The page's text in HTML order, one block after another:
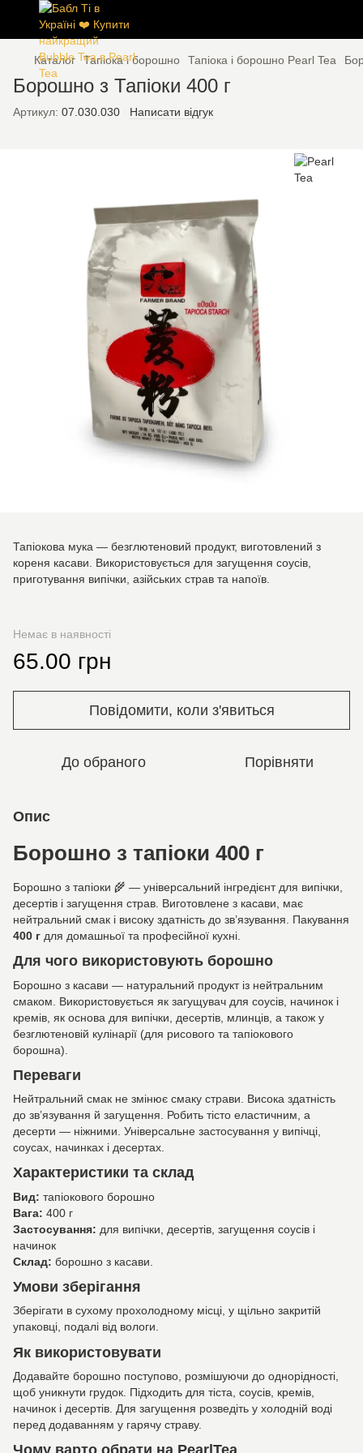
Каталог Тапіока і борошно Тапіока і борошно Pearl Tea
Борошно з Тапіоки 400 г
Артикул: 07.030.030 Написати відгук
Тапіокова мука — безглютеновий продукт, виготовлений з
кореня касави. Використовується для загущення соусів,
приготування випічки, азійських страв та напоїв.
Немає в наявності
65.00 грн
Повідомити, коли з'явиться
До обраного Порівняти
Опис
Борошно з тапіоки 400 г
Борошно з тапіоки 🌾 — універсальний інгредієнт для випічки,
десертів і загущення страв. Виготовлене з касави, має
нейтральний смак і високу здатність до зв’язування. Пакування
400 г для домашньої та професійної кухні.
Для чого використовують борошно
Борошно з касави — натуральний продукт із нейтральним
смаком. Використовується як загущувач для соусів, начинок і
кремів, як основа для випічки, десертів, млинців, а також у
безглютеновій кулінарії (для рисового та тапіокового
борошна).
Переваги
Нейтральний смак не змінює смаку страви. Висока здатність
до зв’язування й загущення. Робить тісто еластичним, а
десерти — ніжними. Універсальне застосування у випічці,
соусах, начинках і десертах.
Характеристики та склад
Вид: тапіокового борошно
Вага: 400 г
Застосування: для випічки, десертів, загущення соусів і
начинок
Склад: борошно з касави.
Умови зберігання
Зберігати в сухому прохолодному місці, у щільно закритій
упаковці, подалі від вологи.
Як використовувати
Додавайте борошно поступово, розмішуючи до однорідності,
щоб уникнути грудок. Підходить для тіста, соусів, кремів,
начинок і десертів. Для загущення розведіть у холодній воді
перед додаванням у гарячу страву.